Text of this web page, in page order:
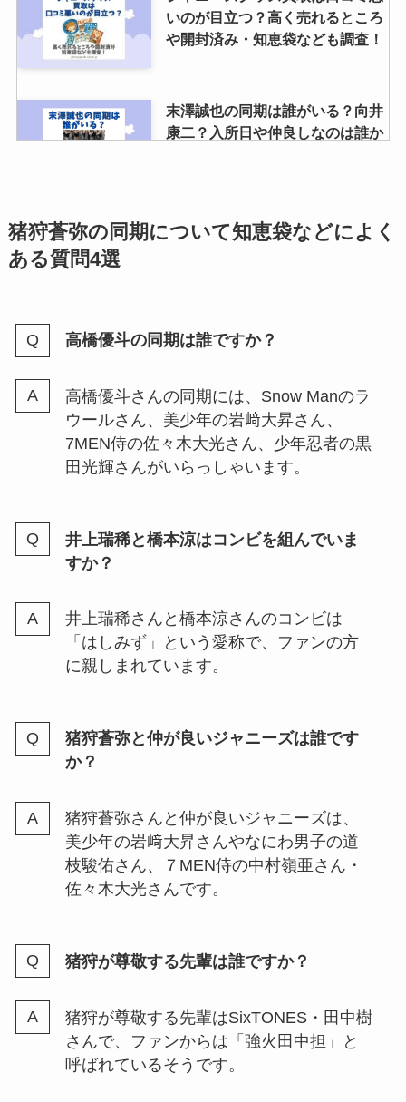
ゴの色調査
は？買取できないものや買取キャ
ンセルの有無を調査
サうちわネタで被らないのは？
やiDOME収録曲？才能や
いのが目立つ？高く売れるところ
や開封済み・知恵袋なども調査！
末澤誠也の同期は誰がいる？向井
康二？入所日や仲良しなのは誰か
ジャニーズwestのファンクラブ会
キスマイのファンクラブの人数
会員証のデザインも調査
ジャニーズグッズ買取の口コミっ
てどう？まんだらけ・駿河屋・ブ
の大学はどこ？
代表曲とは？
ちがいい？どっちも変わらない？
dvdは画質悪いかも調査
ー宛先も紹介！
猪狩蒼弥の同期について知恵袋などによく
ある質問4選
高橋優斗の同期は誰ですか？
高橋優斗さんの同期には、Snow Manのラ
ウールさん、美少年の岩﨑大昇さん、
7MEN侍の佐々木大光さん、少年忍者の黒
田光輝さんがいらっしゃいます。
井上瑞稀と橋本涼はコンビを組んでいま
すか？
井上瑞稀さんと橋本涼さんのコンビは
「はしみず」という愛称で、ファンの方
に親しまれています。
猪狩蒼弥と仲が良いジャニーズは誰です
か？
猪狩蒼弥さんと仲が良いジャニーズは、
美少年の岩﨑大昇さんやなにわ男子の道
枝駿佑さん、７MEN侍の中村嶺亜さん・
佐々木大光さんです。
猪狩が尊敬する先輩は誰ですか？
猪狩が尊敬する先輩はSixTONES・田中樹
さんで、ファンからは「強火田中担」と
呼ばれているそうです。